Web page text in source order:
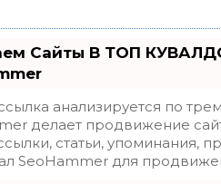
Сайты В ТОП
анализируется по
делает продвижение
статьи, упоминания,
SeoHammer для